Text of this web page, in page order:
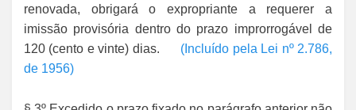
renovada, obrigará o expropriante a requerer a
imissão provisória dentro do prazo improrrogável de
120 (cento e vinte) dias. (Incluído pela Lei nº 2.786,
de 1956)